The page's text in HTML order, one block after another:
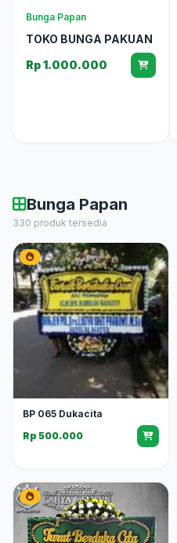
Bunga Papan
TOKO BUNGA PAKUAN
Rp 1.000.000
Bunga Papan
330 produk tersedia
BP 065 Dukacita
Rp 500.000